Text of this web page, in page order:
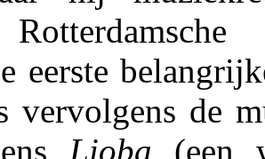
eerste
vervolgens de
Lioba (een